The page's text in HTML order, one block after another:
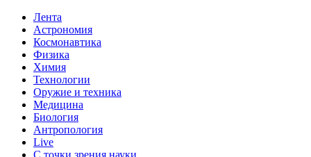
Лента
Астрономия
Космонавтика
Физика
Химия
Технологии
Оружие и техника
Медицина
Биология
Антропология
Live
С точки зрения науки